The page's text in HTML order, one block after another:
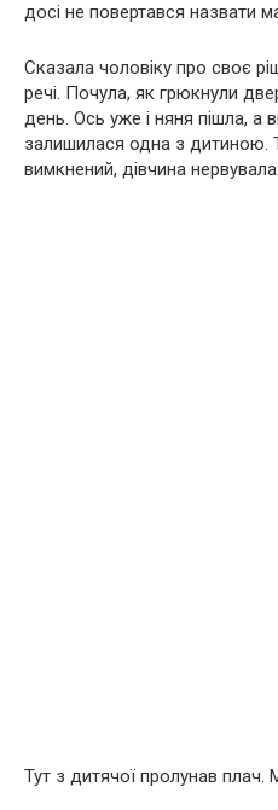
досі не повертався назвати
Сказала чоловіку про своє
речі. Почула, як грюкнули
день. Ось уже і няня пішла, а
залишилася одна з дитиною.
вимкнений, дівчина нервувала.
Тут з дитячої пролунав плач.